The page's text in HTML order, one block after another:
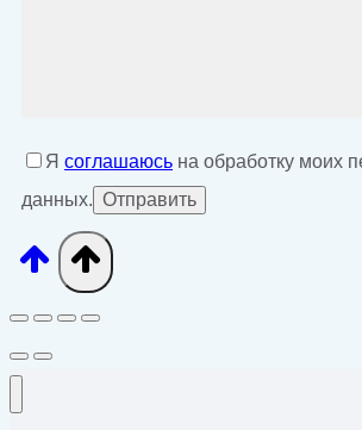
Я соглашаюсь на обработку моих
данных.